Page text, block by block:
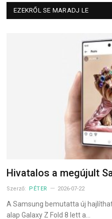
EZEKRŐL SE MARADJ LE
Hivatalos a megújult
Szerző: PÉTER 2026-07-22
A Samsung bemutatta új
alap Galaxy Z Fold 8 lett a…